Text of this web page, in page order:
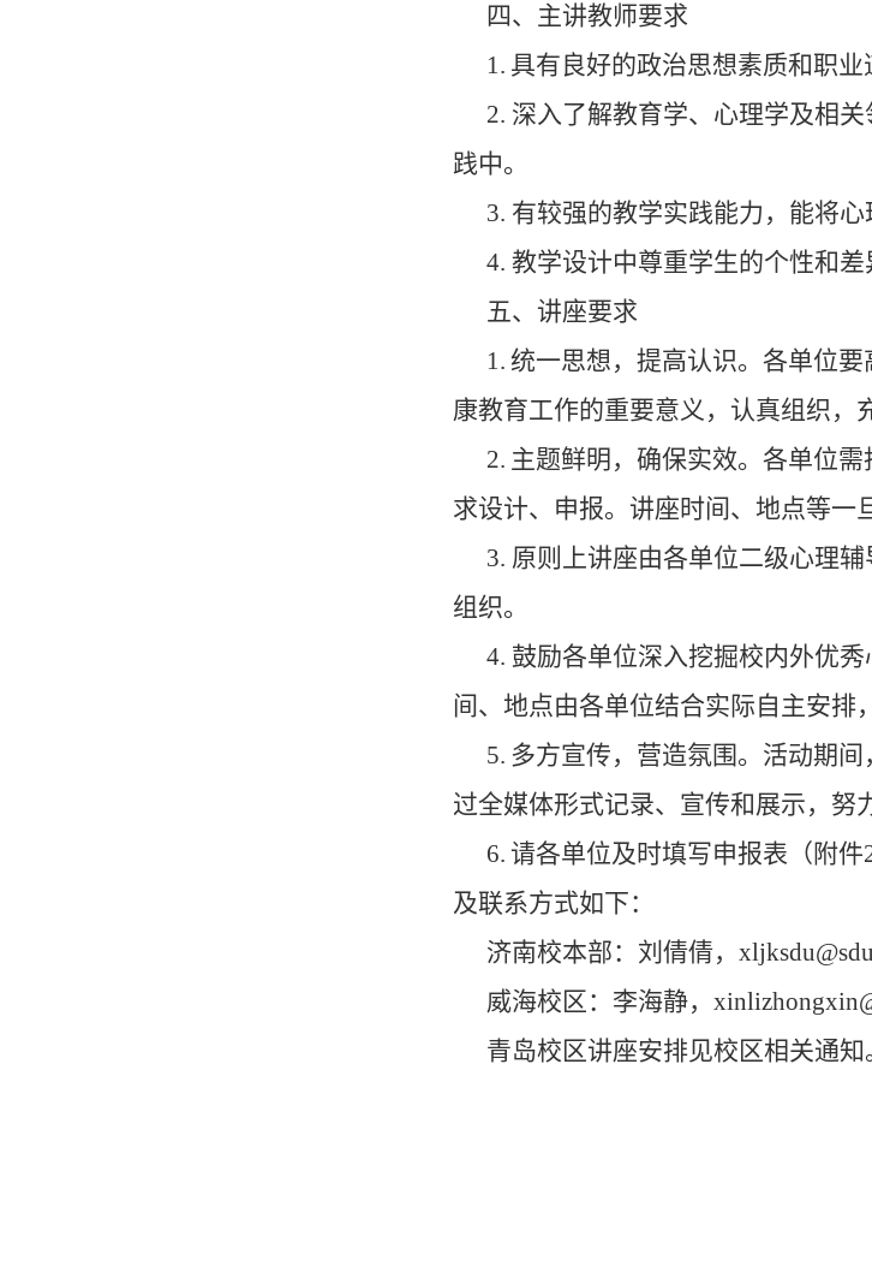
四、主讲教师要求
1. 具有良好的政治思想素质和职业
2. 深入了解教育学、心理学及相关
践中。
3. 有较强的教学实践能力， 能将心
4. 教学设计中尊重学生的个性和
五、讲座要求
1. 统一思想，提高认识。各单位要
康教育工作的重要意义，认真组织，
2. 主题鲜明，确保实效。各单位需
求设计、申报。 讲座时间、地点等一
3. 原则上讲座由各单位二级心理
组织。
4. 鼓励各单位深入挖掘校内外优
间、地点由各单位结合实际自主安排，
5. 多方宣传，营造氛围。活动期
过全媒体形式记录、宣传和展示，努
6. 请各单位及时填写申报表（附件
及联系方式如下：
济南校本部：刘倩倩， xljksdu
威海校区：李海静，
青岛校区讲座安排见校区相关通知